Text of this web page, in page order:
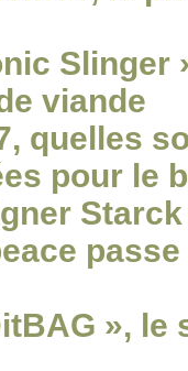
Slinger
viande
quelles
pour le
», le